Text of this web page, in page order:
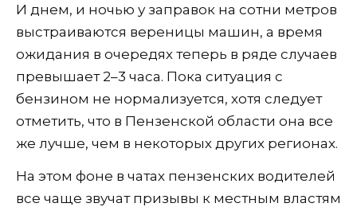
И днем, и ночью у заправок на сотни метров
выстраиваются вереницы машин, а время
ожидания в очередях теперь в ряде случаев
превышает 2–3 часа. Пока ситуация с
бензином не нормализуется, хотя следует
отметить, что в Пензенской области она все
же лучше, чем в некоторых других регионах.
На этом фоне в чатах пензенских водителей
все чаще звучат призывы к местным властям